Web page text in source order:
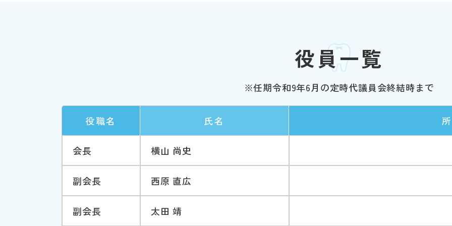
役員一覧
※任期令和9年6月の定時代議員会終結時まで
役職名 氏名
会長 横山 尚史
副会長 西原 直広
副会長 太田 靖